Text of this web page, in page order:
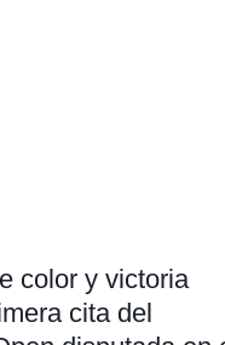
color y victoria
cita del